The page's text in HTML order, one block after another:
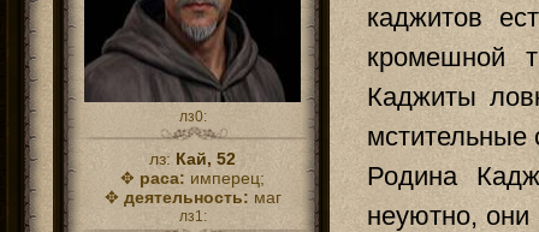
лз0:
лз: Кай, 52
✥ раса: имперец;
✥ деятельность: маг
лз1:
каджитов
кромешной
Каджиты
мстительные
Родина
неуютно,